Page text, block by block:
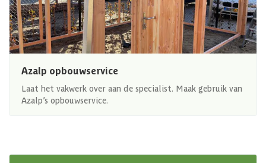
Azalp opbouwservice
Laat het vakwerk over aan de specialist. Maak gebruik van
Azalp’s opbouwservice.